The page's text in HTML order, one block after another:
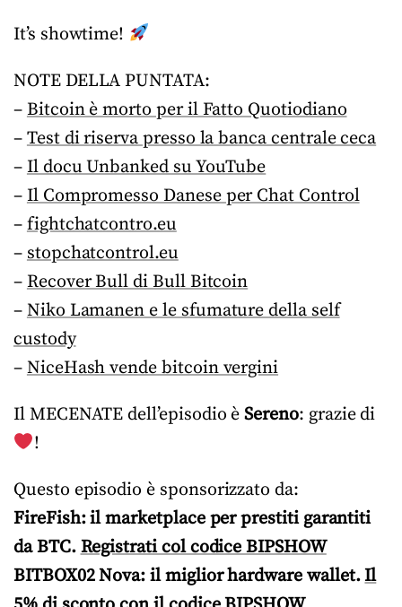
It’s showtime!
NOTE DELLA PUNTATA:
– Bitcoin è morto per il Fatto Quotiodiano
– Test di riserva presso la banca centrale ceca
– Il docu Unbanked su YouTube
– Il Compromesso Danese per Chat Control
– fightchatcontro.eu
– stopchatcontrol.eu
– Recover Bull di Bull Bitcoin
– Niko Lamanen e le sfumature della self
custody
– NiceHash vende bitcoin vergini
Il MECENATE dell’episodio è Sereno: grazie di
!
Questo episodio è sponsorizzato da:
FireFish: il marketplace per prestiti garantiti
da BTC.Registrati col codice BIPSHOW
BITBOX02 Nova: il miglior hardware wallet.Il